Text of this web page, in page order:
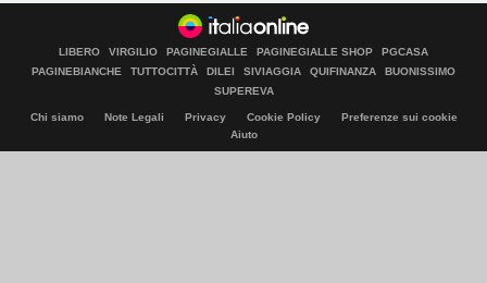
LIBERO VIRGILIO PAGINEGIALLE PAGINEGIALLE SHOP
PGCASA
PAGINEBIANCHE
TUTTOCITTÀ DILEI SIVIAGGIA QUIFINANZA
BUONISSIMO
SUPEREVA
Chi siamo Note Legali Privacy Cookie Policy
Preferenze sui cookie
Aiuto